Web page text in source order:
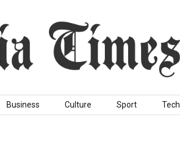
Business Culture Sport Tech